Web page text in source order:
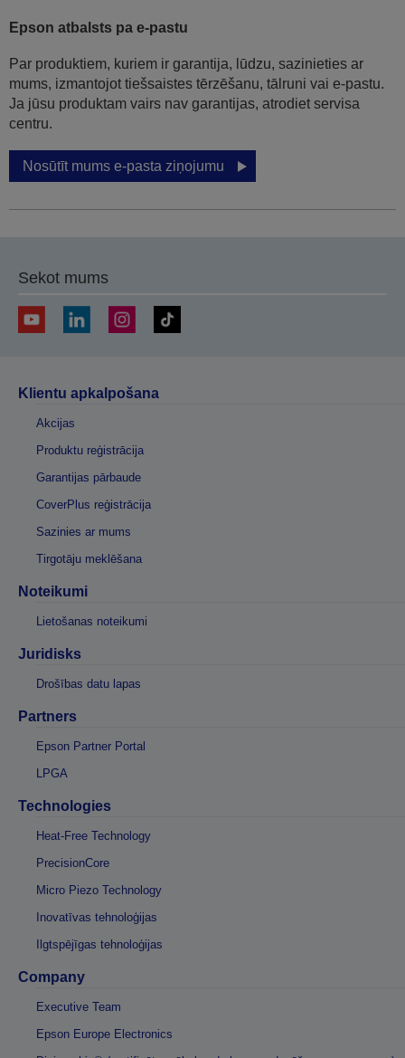
Epson atbalsts pa e-pastu
Par produktiem, kuriem ir garantija, lūdzu, sazinieties ar
mums, izmantojot tiešsaistes tērzēšanu, tālruni vai e-pastu.
Ja jūsu produktam vairs nav garantijas, atrodiet servisa
centru.
Nosūtīt mums e-pasta ziņojumu
Sekot mums
Klientu apkalpošana
Akcijas
Produktu reģistrācija
Garantijas pārbaude
CoverPlus reģistrācija
Sazinies ar mums
Tirgotāju meklēšana
Noteikumi
Lietošanas noteikumi
Juridisks
Drošības datu lapas
Partners
Epson Partner Portal
LPGA
Technologies
Heat-Free Technology
PrecisionCore
Micro Piezo Technology
Inovatīvas tehnoloģijas
Ilgtspējīgas tehnoloģijas
Company
Executive Team
Epson Europe Electronics